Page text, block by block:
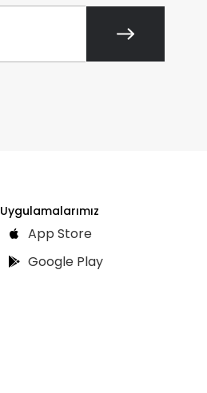
Uygulamalarımız
App Store
Google Play